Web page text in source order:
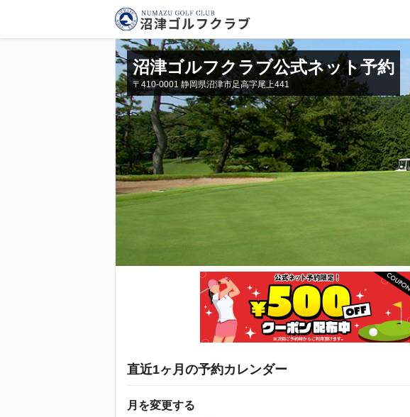
沼津ゴルフクラブ公式ネット予約
〒410-0001 静岡県沼津市足高字尾上441
直近1ヶ月の予約カレンダー
月を変更する